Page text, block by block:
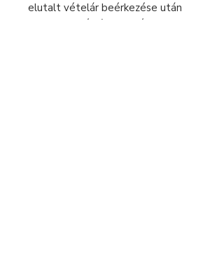
elutalt vételár beérkezése után
egyedileg készítem, ezért az